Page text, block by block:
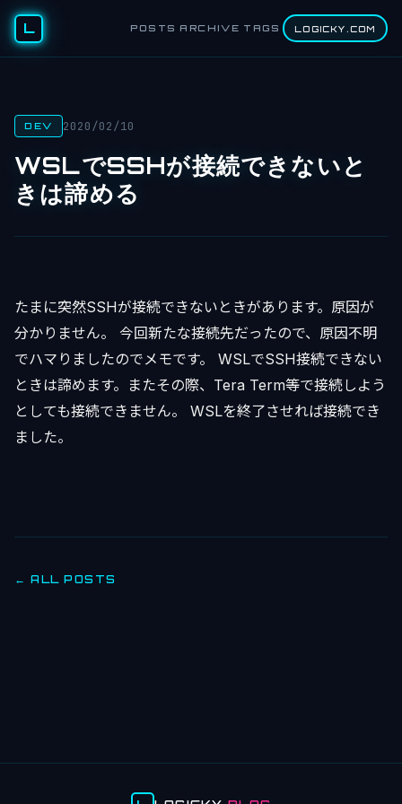
L POSTS ARCHIVE TAGS LOGICKY.COM
DEV 2020/02/10
WSLでSSHが接続できないと
きは諦める
たまに突然SSHが接続できないときがあります。原因が
分かりません。 今回新たな接続先だったので、原因不明
でハマりましたのでメモです。 WSLでSSH接続できない
ときは諦めます。またその際、Tera Term等で接続しよう
としても接続できません。 WSLを終了させれば接続でき
ました。
← ALL POSTS